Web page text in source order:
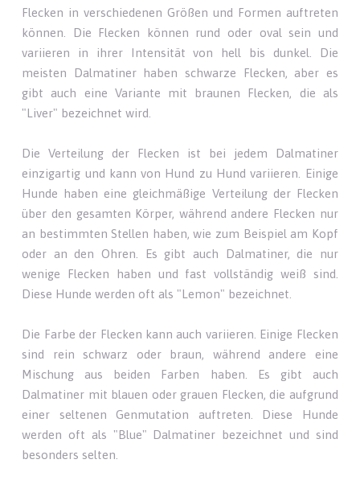
Flecken in verschiedenen Größen und Formen auftreten
können. Die Flecken können rund oder oval sein und
variieren in ihrer Intensität von hell bis dunkel. Die
meisten Dalmatiner haben schwarze Flecken, aber es
gibt auch eine Variante mit braunen Flecken, die als
"Liver" bezeichnet wird.
Die Verteilung der Flecken ist bei jedem Dalmatiner
einzigartig und kann von Hund zu Hund variieren. Einige
Hunde haben eine gleichmäßige Verteilung der Flecken
über den gesamten Körper, während andere Flecken nur
an bestimmten Stellen haben, wie zum Beispiel am Kopf
oder an den Ohren. Es gibt auch Dalmatiner, die nur
wenige Flecken haben und fast vollständig weiß sind.
Diese Hunde werden oft als "Lemon" bezeichnet.
Die Farbe der Flecken kann auch variieren. Einige Flecken
sind rein schwarz oder braun, während andere eine
Mischung aus beiden Farben haben. Es gibt auch
Dalmatiner mit blauen oder grauen Flecken, die aufgrund
einer seltenen Genmutation auftreten. Diese Hunde
werden oft als "Blue" Dalmatiner bezeichnet und sind
besonders selten.